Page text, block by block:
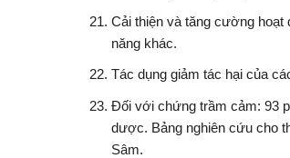
Cải thiện và tăng cường
năng khác.
Tác dụng giảm tác hại của
Đối với chứng trầm cảm: 93
dược. Bảng nghiên cứu cho
Sâm.